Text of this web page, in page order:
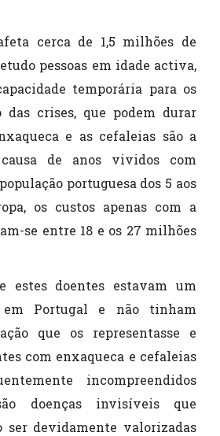
cerca de 1,5 milhões de
pessoas em idade activa,
temporária para os
das crises, que podem durar
e as cefaleias são a
de anos vividos com
portuguesa dos 5 aos
os custos apenas com a
se entre 18 e os 27 milhões
estes doentes estavam um
em Portugal e não tinham
que os representasse e
com enxaqueca e cefaleias
incompreendidos
doenças invisíveis que
ser devidamente valorizadas